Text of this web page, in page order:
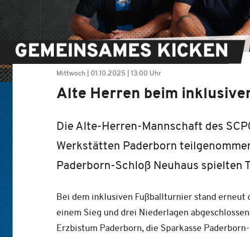
GEMEINSAMES KICKEN
Mittwoch | 01.10.2025 13:00 Uhr
Alte Herren beim
Die Alte-Herren-Mannschaft des
Werkstätten Paderborn
Paderborn-Schloß Neuhaus spielten
Bei dem inklusiven Fußballturnier stand erneut
einem Sieg und drei Niederlagen
Erzbistum Paderborn, die Sparkasse